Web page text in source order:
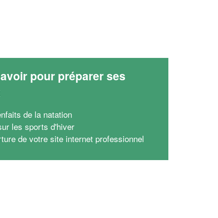
pour préparer ses
de la natation
les sports d'hiver
de votre site internet professionnel